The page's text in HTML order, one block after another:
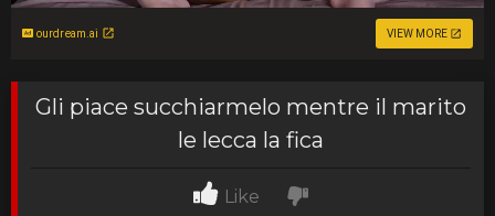
ourdream.ai VIEW MORE
Gli piace succhiarmelo mentre il marito
le lecca la fica
Like